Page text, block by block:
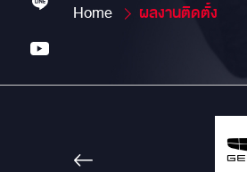
Home ผลงานติดตั้ง